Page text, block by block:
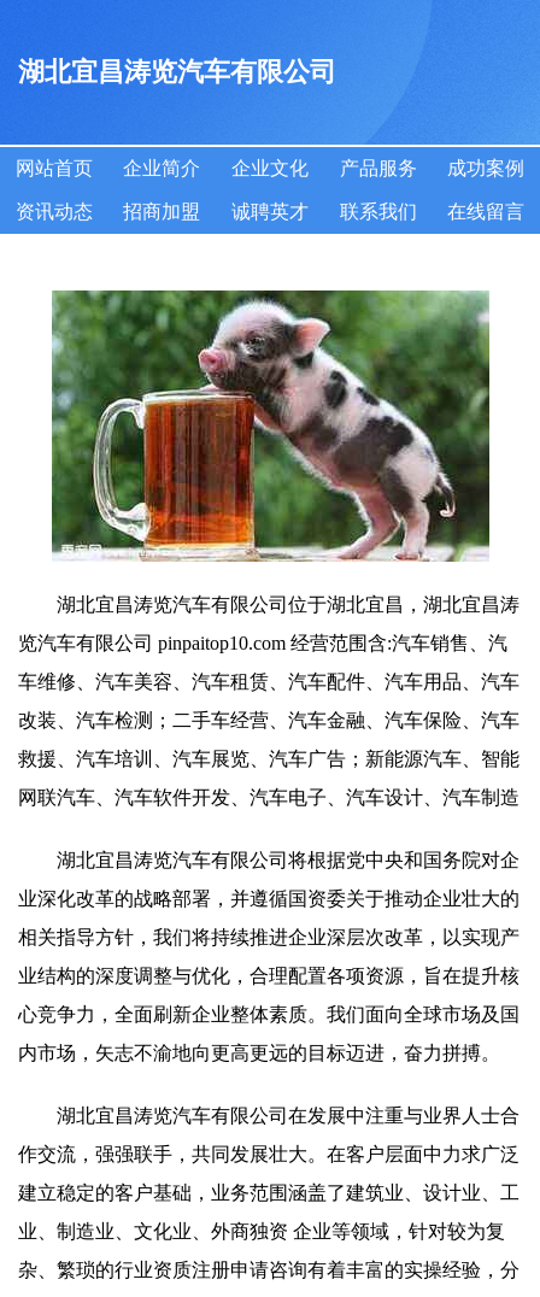
湖北宜昌涛览汽车有限公司
网站首页 企业简介 企业文化 产品服务 成功案例
资讯动态 招商加盟 诚聘英才 联系我们 在线留言
湖北宜昌涛览汽车有限公司位于湖北宜昌，湖北宜昌涛
览汽车有限公司 pinpaitop10.com 经营范围含:汽车销售、汽
车维修、汽车美容、汽车租赁、汽车配件、汽车用品、汽车
改装、汽车检测；二手车经营、汽车金融、汽车保险、汽车
救援、汽车培训、汽车展览、汽车广告；新能源汽车、智能
网联汽车、汽车软件开发、汽车电子、汽车设计、汽车制造
湖北宜昌涛览汽车有限公司将根据党中央和国务院对企
业深化改革的战略部署，并遵循国资委关于推动企业壮大的
相关指导方针，我们将持续推进企业深层次改革，以实现产
业结构的深度调整与优化，合理配置各项资源，旨在提升核
心竞争力，全面刷新企业整体素质。我们面向全球市场及国
内市场，矢志不渝地向更高更远的目标迈进，奋力拼搏。
湖北宜昌涛览汽车有限公司在发展中注重与业界人士合
作交流，强强联手，共同发展壮大。在客户层面中力求广泛
建立稳定的客户基础，业务范围涵盖了建筑业、设计业、工
业、制造业、文化业、外商独资 企业等领域，针对较为复
杂、繁琐的行业资质注册申请咨询有着丰富的实操经验，分